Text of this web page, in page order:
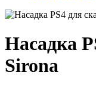
Насадка
Sirona